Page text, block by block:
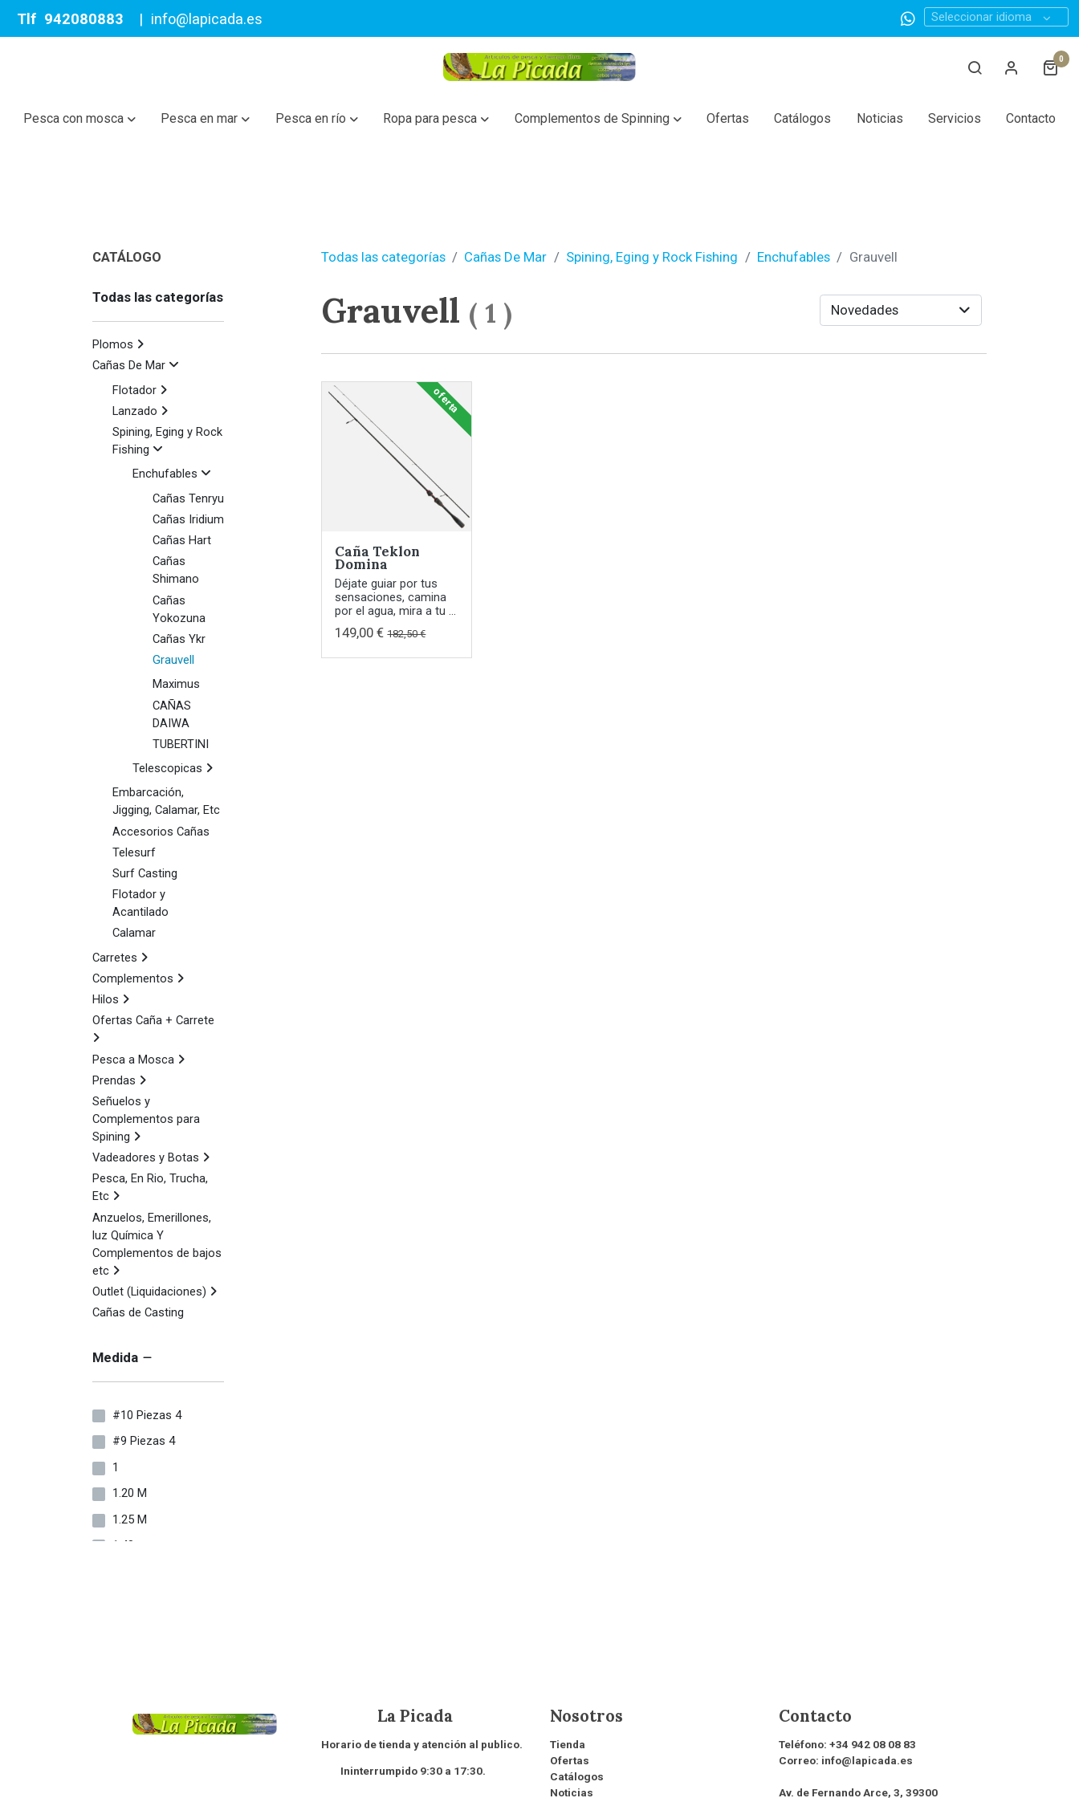
Tlf 942080883 | info@lapicada.es Seleccionar idioma
0
Pesca con mosca Pesca en mar Pesca en río Ropa para pesca Complementos de Spinning Ofertas Catálogos Noticias Servicios Contacto
CATÁLOGO
Todas las categorías
Plomos
Cañas De Mar
Flotador
Lanzado
Spining, Eging y Rock
Fishing
Enchufables
Cañas Tenryu
Cañas Iridium
Cañas Hart
Cañas
Shimano
Cañas
Yokozuna
Cañas Ykr
Grauvell
Maximus
CAÑAS
DAIWA
TUBERTINI
Telescopicas
Embarcación,
Jigging, Calamar, Etc
Accesorios Cañas
Telesurf
Surf Casting
Flotador y
Acantilado
Calamar
Carretes
Complementos
Hilos
Ofertas Caña + Carrete
Pesca a Mosca
Prendas
Señuelos y
Complementos para
Spining
Vadeadores y Botas
Pesca, En Rio, Trucha,
Etc
Anzuelos, Emerillones,
luz Química Y
Complementos de bajos
etc
Outlet (Liquidaciones)
Cañas de Casting
Medida
#10 Piezas 4
#9 Piezas 4
1
1.20 M
1.25 M
1.48
Todas las categorías Cañas De Mar Spining, Eging y Rock Fishing Enchufables Grauvell
Grauvell ( 1 ) Novedades
Caña Teklon
Domina
Déjate guiar por tus
sensaciones, camina
por el agua, mira a tu ...
149,00 €182,50 €
oferta
La Picada
Horario de tienda y atención al publico.
Ininterrumpido 9:30 a 17:30.
Nosotros
Tienda
Ofertas
Catálogos
Noticias
Contacto
Teléfono: +34 942 08 08 83
Correo: info@lapicada.es
Av. de Fernando Arce, 3, 39300